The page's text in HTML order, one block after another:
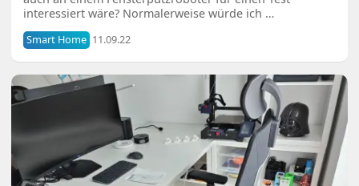
interessiert wäre? Normalerweise würde ich …
Smart Home 11.09.22